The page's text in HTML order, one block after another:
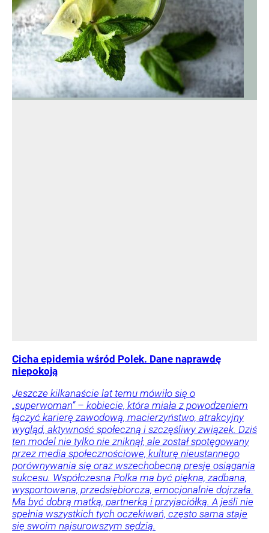
Cicha epidemia wśród Polek. Dane naprawdę
niepokoją
Jeszcze kilkanaście lat temu mówiło się o
„superwoman” – kobiecie, która miała z powodzeniem
łączyć karierę zawodową, macierzyństwo, atrakcyjny
wygląd, aktywność społeczną i szczęśliwy związek. Dziś
ten model nie tylko nie zniknął, ale został spotęgowany
przez media społecznościowe, kulturę nieustannego
porównywania się oraz wszechobecną presję osiągania
sukcesu. Współczesna Polka ma być piękna, zadbana,
wysportowana, przedsiębiorcza, emocjonalnie dojrzała.
Ma być dobrą matką, partnerką i przyjaciółką. A jeśli nie
spełnia wszystkich tych oczekiwań, często sama staje
się swoim najsurowszym sędzią.